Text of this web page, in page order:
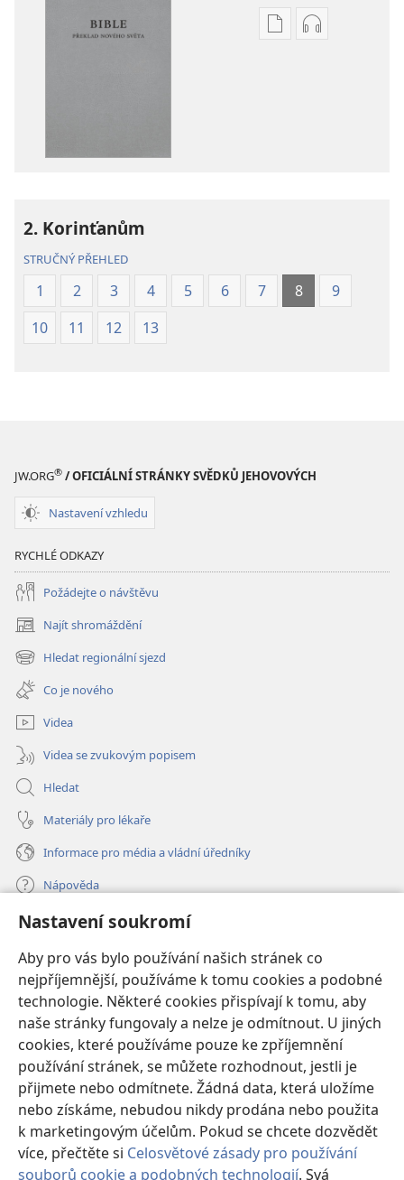
Nastavení soukromí
Aby pro vás bylo používání našich stránek co
nejpříjemnější, používáme k tomu cookies a podobné
technologie. Některé cookies přispívají k tomu, aby
naše stránky fungovaly a nelze je odmítnout. U jiných
cookies, které používáme pouze ke zpříjemnění
používání stránek, se můžete rozhodnout, jestli je
přijmete nebo odmítnete. Žádná data, která uložíme
nebo získáme, nebudou nikdy prodána nebo použita
k marketingovým účelům. Pokud se chcete dozvědět
více, přečtěte si Celosvětové zásady pro používání
souborů cookie a podobných technologií. Svá
FormátyFormáty
2. Korinťanům
STRUČNÝ PŘEHLED
1 2 3 4 5 6 7 8
9
10
11 12 13
JW.ORG® / OFICIÁLNÍ STRÁNKY SVĚDKŮ JEHOVOVÝCH
Nastavení vzhledu
RYCHLÉ ODKAZY
Požádejte o návštěvu
Najít shromáždění
(otevřeno
nové
okno)
Hledat regionální sjezd
(otevřeno
nové
okno)
Co je nového
Videa
Videa se zvukovým popisem
Hledat
Materiály pro lékaře
Informace pro média a vládní úředníky
Nápověda
Dary
nové
okno) ONLINE KNIHOVNA Strážné věže
(otevřeno
nové
okno)JW Hub®
(otevřeno
nové
okno)JW Library ®
Watchtower Library